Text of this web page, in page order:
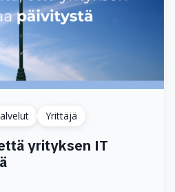
Yrittäjä
yrityksen IT